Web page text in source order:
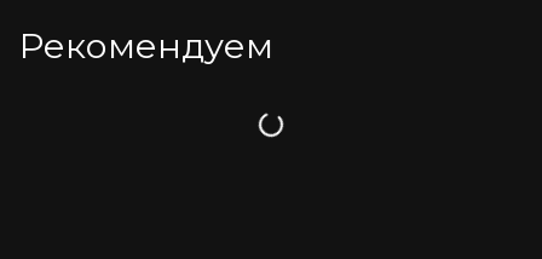
Рекомендуем
Загрузка